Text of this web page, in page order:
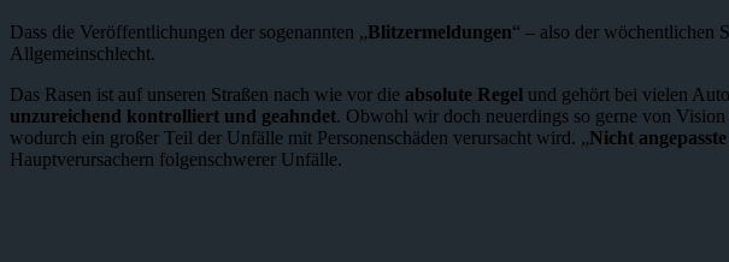
Dass die Veröffentlichungen der sogenannten „Blitzermeldungen“ – also der wöchentlichen
Allgemeinschlecht.
Das Rasen ist auf unseren Straßen nach wie vor die absolute Regel und gehört bei vielen
unzureichend kontrolliert und geahndet. Obwohl wir doch neuerdings so gerne von
wodurch ein großer Teil der Unfälle mit Personenschäden verursacht wird. „Nicht
Hauptverursachern folgenschwerer Unfälle.